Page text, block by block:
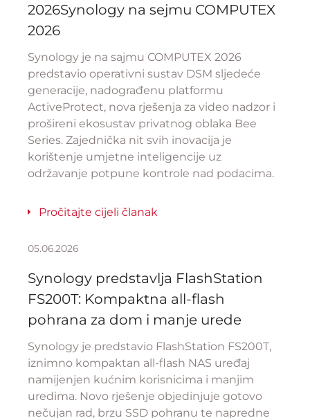
2026Synology na sejmu COMPUTEX
2026
Synology je na sajmu COMPUTEX 2026
predstavio operativni sustav DSM sljedeće
generacije, nadograđenu platformu
ActiveProtect, nova rješenja za video nadzor i
prošireni ekosustav privatnog oblaka Bee
Series. Zajednička nit svih inovacija je
korištenje umjetne inteligencije uz
održavanje potpune kontrole nad podacima.
Pročitajte cijeli članak
05.06.2026
Synology predstavlja FlashStation
FS200T: Kompaktna all-flash
pohrana za dom i manje urede
Synology je predstavio FlashStation FS200T,
iznimno kompaktan all-flash NAS uređaj
namijenjen kućnim korisnicima i manjim
uredima. Novo rješenje objedinjuje gotovo
nečujan rad, brzu SSD pohranu te napredne